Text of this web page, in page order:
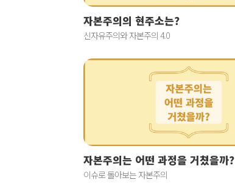
자본주의의 현주소는?
신자유주의와 자본주의 4.0
자본주의는 어떤 과정을 거쳤을까?
이슈로 돌아보는 자본주의